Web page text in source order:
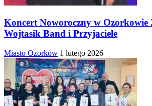
Koncert Noworoczny w Ozorkowie
Wojtasik Band i Przyjaciele
Miasto Ozorków 1 lutego 2026